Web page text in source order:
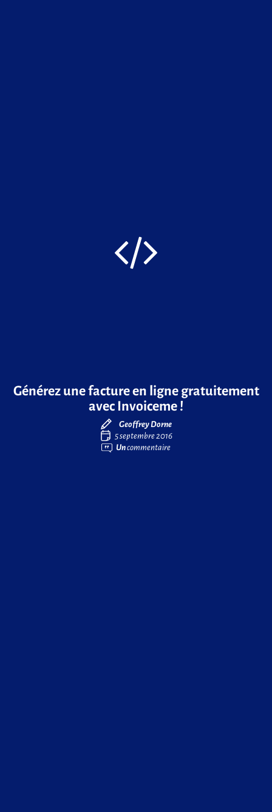
Générez une facture en ligne gratuitement
avec Invoiceme !
Geoffrey Dorne
5 septembre 2016
Uncommentaire